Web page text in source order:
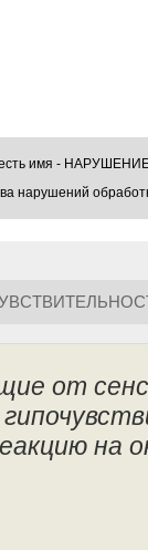
есть имя -
нарушений
от
на